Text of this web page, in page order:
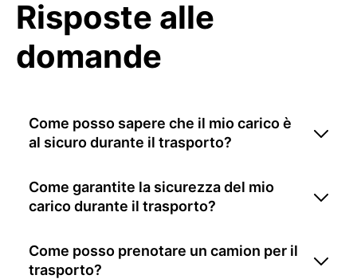
Risposte alle
domande
Come posso sapere che il mio carico è
al sicuro durante il trasporto?
Come garantite la sicurezza del mio
carico durante il trasporto?
Come posso prenotare un camion per il
trasporto?